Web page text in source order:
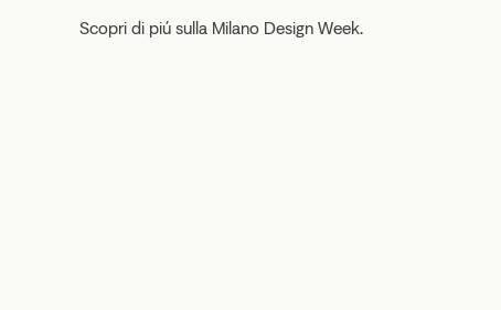
Scopri di piú sulla Milano Design Week.